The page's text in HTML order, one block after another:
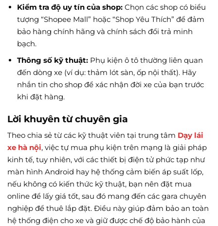
Kiểm tra độ uy tín của shop:Chọn các shop có biểu
tượng “Shopee Mall” hoặc “Shop Yêu Thích” để đảm
bảo hàng chính hãng và chính sách đổi trả minh
bạch.
Thông số kỹ thuật:Phụ kiện ô tô thường liên quan
đến dòng xe (ví dụ: thảm lót sàn, ốp nội thất). Hãy
nhắn tin cho shop để xác nhận đời xe của bạn trước
khi đặt hàng.
Lời khuyên từ chuyên gia
Theo chia sẻ từ các kỹ thuật viên tại trung tâm Dạy lái
xe hà nội, việc tự mua phụ kiện trên mạng là giải pháp
kinh tế, tuy nhiên, với các thiết bị điện tử phức tạp như
màn hình Android hay hệ thống cảm biến áp suất lốp,
nếu không có kiến thức kỹ thuật, bạn nên đặt mua
online để lấy giá tốt, sau đó mang đến các gara chuyên
nghiệp để thuê lắp đặt. Điều này giúp đảm bảo an toàn
hệ thống điện cho xe và giữ được chế độ bảo hành của